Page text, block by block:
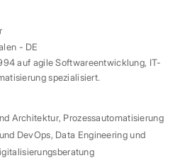
- DE
auf agile Softwareentwicklung, IT-
spezialisiert.
Architektur, Prozessautomatisierung
DevOps, Data Engineering und